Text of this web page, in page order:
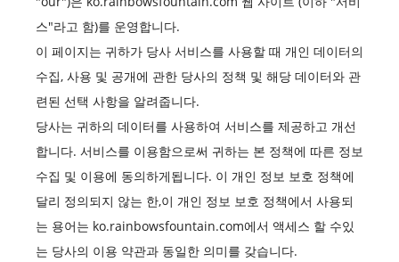
스"라고 함)를 운영합니다.
이 페이지는 귀하가 당사 서비스를 사용할 때 개인 데이터의
수집, 사용 및 공개에 관한 당사의 정책 및 해당 데이터와 관
련된 선택 사항을 알려줍니다.
당사는 귀하의 데이터를 사용하여 서비스를 제공하고 개선
합니다. 서비스를 이용함으로써 귀하는 본 정책에 따른 정보
수집 및 이용에 동의하게됩니다. 이 개인 정보 보호 정책에
달리 정의되지 않는 한,이 개인 정보 보호 정책에서 사용되
는 용어는 ko.rainbowsfountain.com에서 액세스 할 수있
는 당사의 이용 약관과 동일한 의미를 갖습니다.